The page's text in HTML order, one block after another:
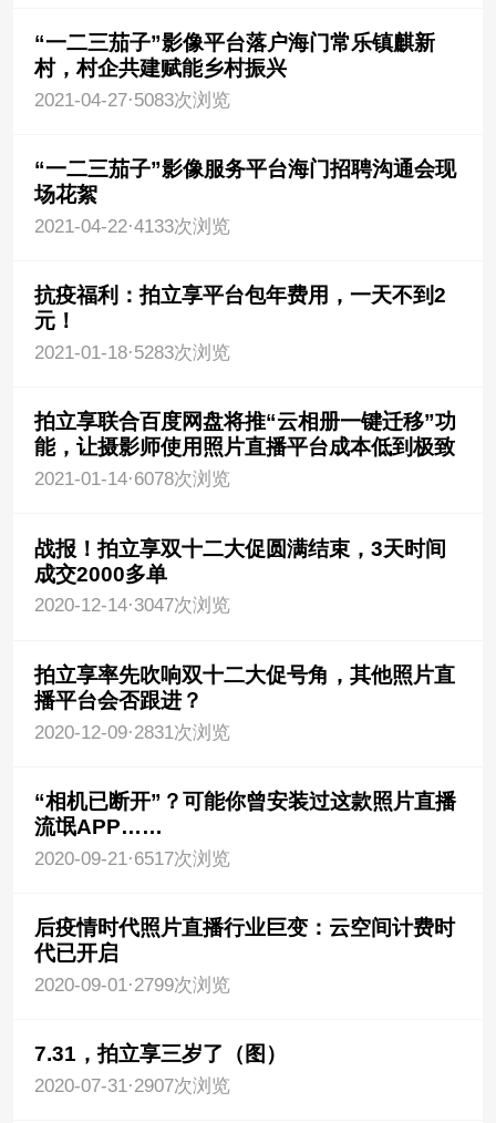
“一二三茄子”影像平台落户海门常乐镇麒新
村，村企共建赋能乡村振兴
2021-04-27·5083次浏览
“一二三茄子”影像服务平台海门招聘沟通会现
场花絮
2021-04-22·4133次浏览
抗疫福利：拍立享平台包年费用，一天不到2
元！
2021-01-18·5283次浏览
拍立享联合百度网盘将推“云相册一键迁移”功
能，让摄影师使用照片直播平台成本低到极致
2021-01-14·6078次浏览
战报！拍立享双十二大促圆满结束，3天时间
成交2000多单
2020-12-14·3047次浏览
拍立享率先吹响双十二大促号角，其他照片直
播平台会否跟进？
2020-12-09·2831次浏览
“相机已断开”？可能你曾安装过这款照片直播
流氓APP……
2020-09-21·6517次浏览
后疫情时代照片直播行业巨变：云空间计费时
代已开启
2020-09-01·2799次浏览
7.31，拍立享三岁了（图）
2020-07-31·2907次浏览